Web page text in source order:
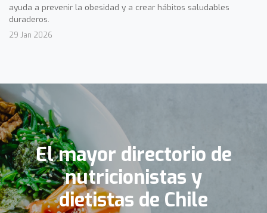
ayuda a prevenir la obesidad y a crear hábitos saludables
duraderos.
29 Jan 2026
El mayor directorio de
nutricionistas y
dietistas de Chile